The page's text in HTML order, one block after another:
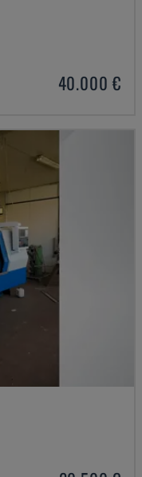
40.000 €